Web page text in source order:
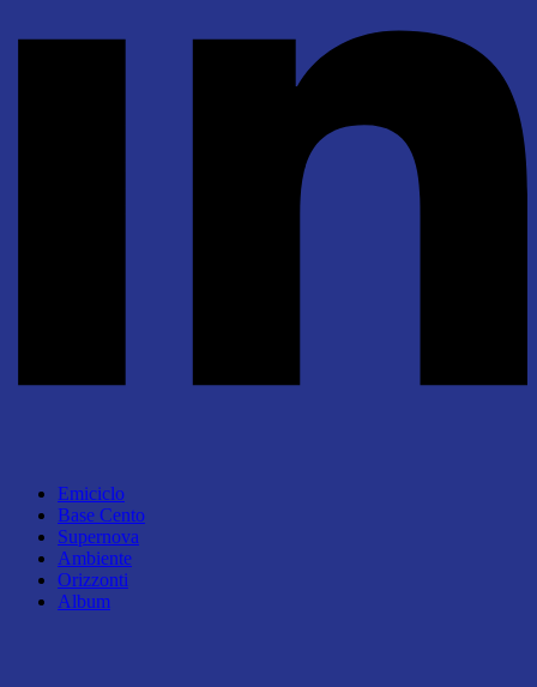
Emiciclo
Base Cento
Supernova
Ambiente
Orizzonti
Album